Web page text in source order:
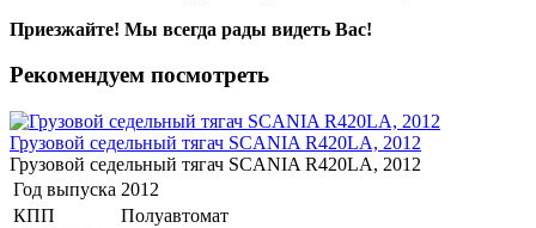
Приезжайте! Мы всегда рады видеть Вас!
Рекомендуем посмотреть
Грузовой седельный тягач SCANIA R420LA, 2012
Грузовой седельный тягач SCANIA R420LA, 2012
Год выпуска 2012
КПП
Полуавтомат